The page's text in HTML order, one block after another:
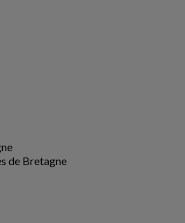
de Bretagne